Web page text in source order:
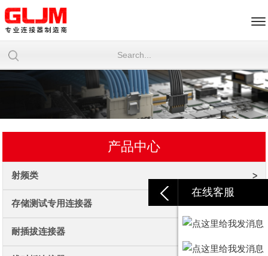
在线客服
产品中心
射频类
存储测试专用连接器
耐插拔连接器